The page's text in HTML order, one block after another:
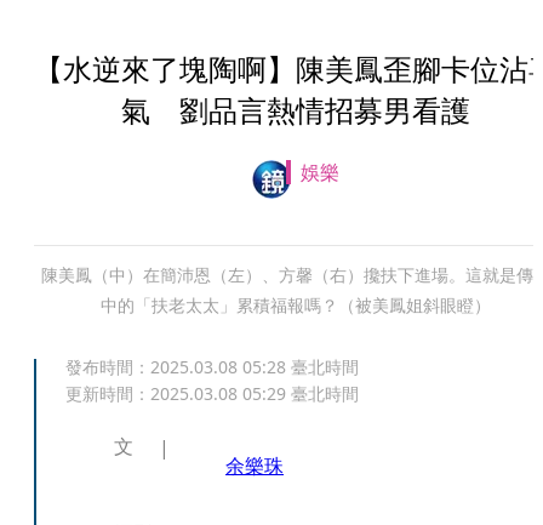
【水逆來了塊陶啊】陳美鳳歪腳卡位沾
氣 劉品言熱情招募男看護
娛樂
陳美鳳（中）在簡沛恩（左）、方馨（右）攙扶下進場。這就是傳
中的「扶老太太」累積福報嗎？（被美鳳姐斜眼瞪）
發布時間： 2025.03.08 05:28 臺北時間
更新時間： 2025.03.08 05:29 臺北時間
文
余樂珠